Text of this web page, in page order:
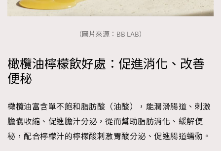
TRENDING
（圖片來源：BB LAB）
橄欖油檸檬飲好處：促進消化、改善
便秘
橄欖油富含單不飽和脂肪酸（油酸），能潤滑腸道、刺激
膽囊收縮、促進膽汁分泌，從而幫助脂肪消化、緩解便
秘，配合檸檬汁的檸檬酸刺激胃酸分泌、促進腸道蠕動。